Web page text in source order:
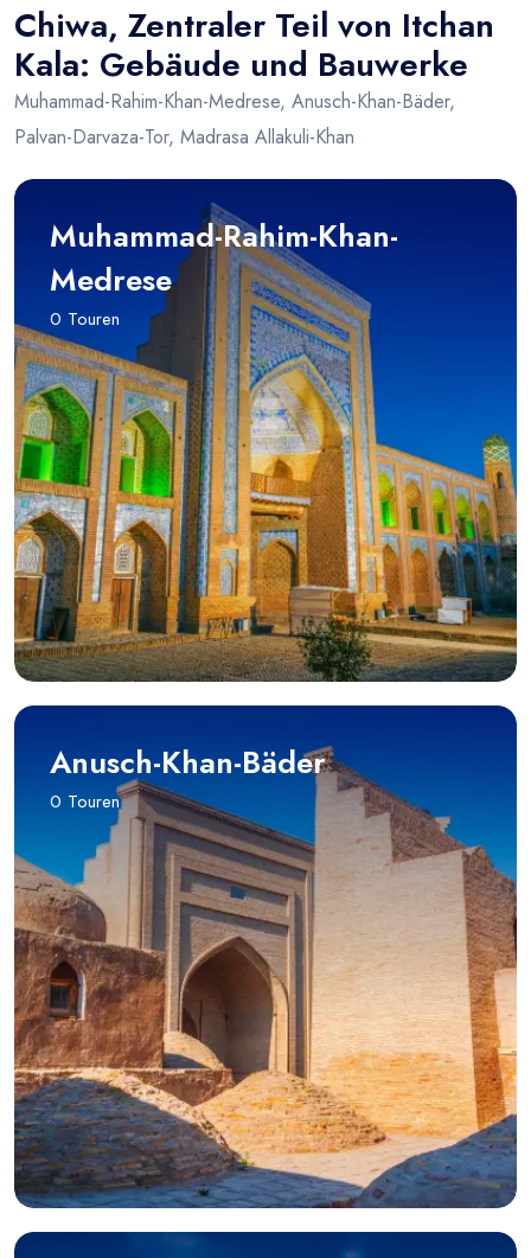
Chiwa, Zentraler Teil von Itchan
Kala: Gebäude und Bauwerke
Muhammad-Rahim-Khan-Medrese, Anusch-Khan-Bäder,
Palvan-Darvaza-Tor, Madrasa Allakuli-Khan
Muhammad-Rahim-Khan-
Medrese
0 Touren
Anusch-Khan-Bäder
0 Touren